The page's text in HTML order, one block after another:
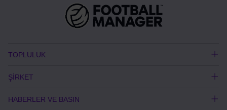
TOPLULUK
ŞİRKET
HABERLER VE BASIN